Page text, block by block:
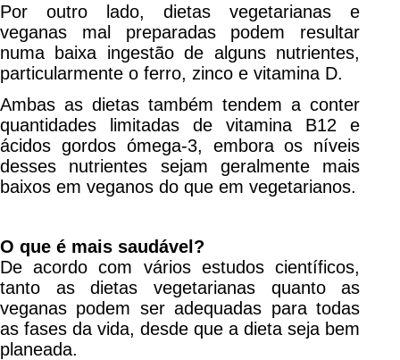
Por outro lado, dietas vegetarianas e
veganas mal preparadas podem resultar
numa baixa ingestão de alguns nutrientes,
particularmente o ferro, zinco e vitamina D.
Ambas as dietas também tendem a conter
quantidades limitadas de vitamina B12 e
ácidos gordos ómega-3, embora os níveis
desses nutrientes sejam geralmente mais
baixos em veganos do que em vegetarianos.
O que é mais saudável?
De acordo com vários estudos científicos,
tanto as dietas vegetarianas quanto as
veganas podem ser adequadas para todas
as fases da vida, desde que a dieta seja bem
planeada.